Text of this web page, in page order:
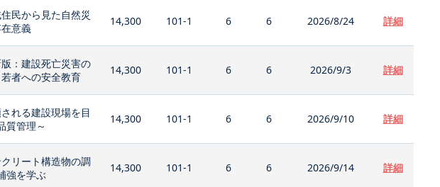
民から見た自然災
意義
14,300 101-1 6 6 2026/8/24 詳細
：建設死亡災害の
者への安全教育
14,300 101-1 6 6 2026/9/3 詳細
れる建設現場を目
質管理～
14,300 101-1 6 6 2026/9/10 詳細
リート構造物の調
強を学ぶ
14,300 101-1 6 6 2026/9/14 詳細